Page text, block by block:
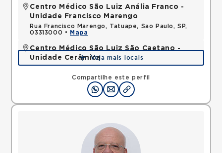
Compartilhe este perfil
Centro Médico São Luiz Anália Franco -
Unidade Francisco Marengo
Rua Francisco Marengo, Tatuape, Sao Paulo, SP,
03313000 •
Mapa
Centro Médico São Luiz São Caetano -
Unidade Cerâmica
Alameda Caulim, Ceramica, Sao Caetano do Sul,
SP, 09531195 •
Veja mais locais